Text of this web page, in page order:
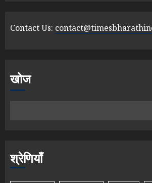
Contact Us:
खोज
श्रेणियाँ